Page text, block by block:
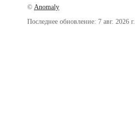
© Anomaly
Последнее обновление: 7 авг. 2026 г.